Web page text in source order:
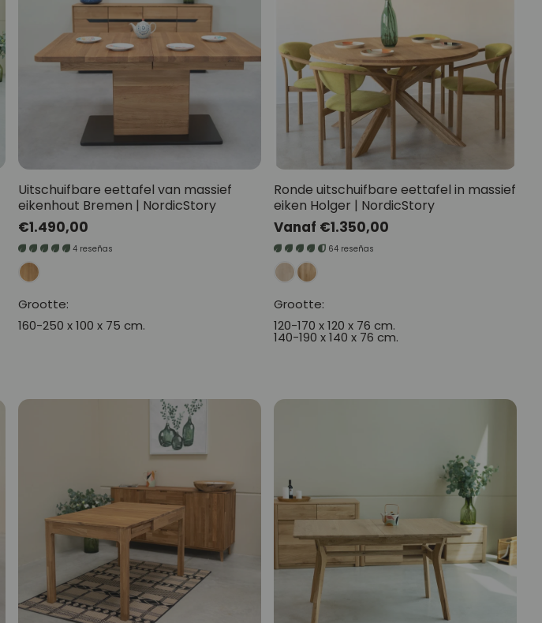
Oxford Noords verhaal
Mauritz NordicStory
Milan NordicStory
Moritz Noords verhaal
Koninklijk Noords Verhaal
Runa NordicStory
Mozaik zolderverhaal
Montenegro ZolderVerhaal
Uitschuifbare eettafel van massief
eikenhout Bremen | NordicStory
Normale
prijs
€1.490,00
4 reseñas
Grootte:
160-250 x 100 x 75 cm.
Ronde uitschuifbare eettafel in massief
eiken Holger | NordicStory
Normale
prijs
Vanaf €1.350,00
64 reseñas
Grootte:
120-170 x 120 x 76 cm.
140-190 x 140 x 76 cm.